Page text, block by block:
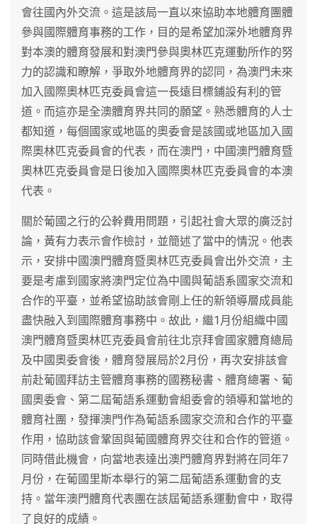
會往國內外交流。這是該局一直以來協助本地體育團體
參與國際體育事務的工作，目的是希望加深外地體育界
對本澳的體育發展和對澳門參與奧林匹克運動所作的努
力的認識和瞭解，爭取外地體育界的認同，為澳門未來
加入國際奧林匹克委員會這一長遠目標鋪設有利的管
道。而這亦是全澳體育界共同的願望。熟悉體育的人士
都知道，每個國家或地區的奧委會是該國或地區加入國
際奧林匹克委員會的代表，而在澳門，中國澳門體育暨
奧林匹克委員會是日後加入國際奧林匹克委員會的本澳
代表。
關於葡國之行的公幹費用問題，引起社會大眾的廣泛討
論，黃有力表示會作檢討，並簡述了當中的情況。他表
示，安排中國澳門體育暨奧林匹克委員會出外交流，主
要是考慮到國家將澳門定位為中國與葡語系國家交流和
合作的平臺，並希望協助該會剛上任的新領導層成員能
盡快融入到國際體育事務中。故此，繼1月份組織中國
澳門體育暨奧林匹克委員會前往北京拜會國家體育總局
及中國奧委會後，體育發展局於2月份，再次安排該會
前赴葡國拜訪主管體育事務的國務秘書、體育總署、葡
國奧委會、第二屆葡語系運動會組委會的領導和當地的
體育社團，發揮澳門作為葡語系國家交流和合作的平臺
作用，協助該會鞏固與葡國體育界交往和合作的管道。
同時借此機會，向當地表達出澳門體育界對將在同年7
月份，在葡國里斯本舉行的第二屆葡語系運動會的支
持。當年澳門體育代表團在該屆葡語系運動會中，取得
了良好的成績。